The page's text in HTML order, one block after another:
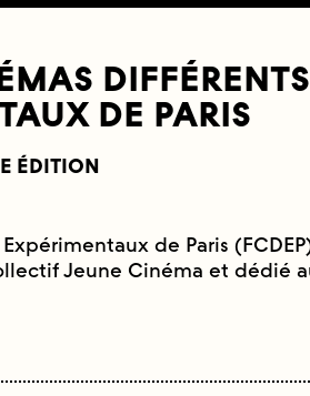
DE PARIS
ÉDITION
de Paris
Jeune Cinéma et dédié